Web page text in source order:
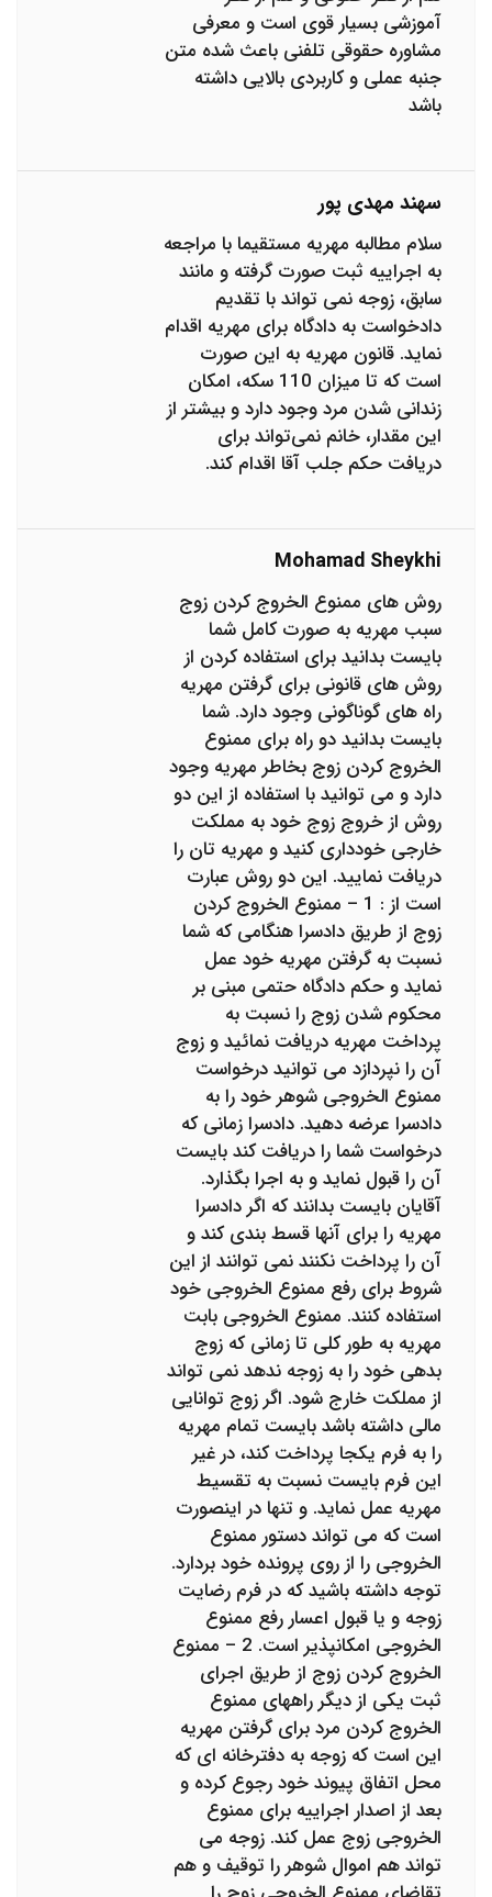
آموزشی بسیار قوی است و معرفی
مشاوره حقوقی تلفنی باعث شده متن
جنبه عملی و کاربردی بالایی داشته
باشد
سهند مهدی پور
سلام مطالبه مهریه مستقیما با مراجعه
به اجراییه ثبت صورت گرفته و مانند
سابق، زوجه نمی تواند با تقدیم
دادخواست به دادگاه برای مهریه اقدام
نماید. قانون مهریه به این صورت
است که تا میزان 110 سکه، امکان
زندانی شدن مرد وجود دارد و بیشتر از
این مقدار، خانم نمی‌تواند برای
دریافت حکم جلب آقا اقدام کند.
Mohamad Sheykhi
روش های ممنوع الخروج کردن زوج
سبب مهریه به صورت کامل شما
بایست بدانید برای استفاده کردن از
روش های قانونی برای گرفتن مهریه
راه های گوناگونی وجود دارد. شما
بایست بدانید دو راه برای ممنوع
الخروج کردن زوج بخاطر مهریه وجود
دارد و می توانید با استفاده از این دو
روش از خروج زوج خود به مملکت
خارجی خودداری کنید و مهریه تان را
دریافت نمایید. این دو روش عبارت
است از : 1 – ممنوع الخروج کردن
زوج از طریق دادسرا هنگامی که شما
نسبت به گرفتن مهریه خود عمل
نماید و حکم دادگاه حتمی مبنی بر
محکوم شدن زوج را نسبت به
پرداخت مهریه دریافت نمائید و زوج
آن را نپردازد می توانید درخواست
ممنوع الخروجی شوهر خود را به
دادسرا عرضه دهید. دادسرا زمانی که
درخواست شما را دریافت کند بایست
آن را قبول نماید و به اجرا بگذارد.
آقایان بایست بدانند که اگر دادسرا
مهریه را برای آنها قسط بندی کند و
آن را پرداخت نکنند نمی توانند از این
شروط برای رفع ممنوع الخروجی خود
استفاده کنند. ممنوع الخروجی بابت
مهریه به طور کلی تا زمانی که زوج
بدهی خود را به زوجه ندهد نمی تواند
از مملکت خارج شود. اگر زوج توانایی
مالی داشته باشد بایست تمام مهریه
را به فرم یکجا پرداخت کند، در غیر
این فرم بایست نسبت به تقسیط
مهریه عمل نماید. و تنها در اینصورت
است که می تواند دستور ممنوع
الخروجی را از روی پرونده خود بردارد.
توجه داشته باشید که در فرم رضایت
زوجه و یا قبول اعسار رفع ممنوع
الخروجی امکانپذیر است. 2 – ممنوع
الخروج کردن زوج از طریق اجرای
ثبت یکی از دیگر راههای ممنوع
الخروج کردن مرد برای گرفتن مهریه
این است که زوجه به دفترخانه ای که
محل اتفاق پیوند خود رجوع کرده و
بعد از اصدار اجراییه برای ممنوع
الخروجی زوج عمل کند. زوجه می
تواند هم اموال شوهر را توقیف و هم